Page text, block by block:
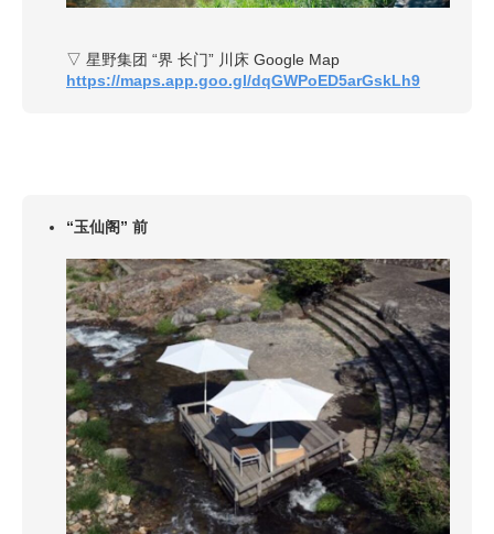
▽ 星野集团 “界 长门” 川床 Google Map
https://maps.app.goo.gl/dqGWPoED5arGskLh9
“玉仙阁” 前